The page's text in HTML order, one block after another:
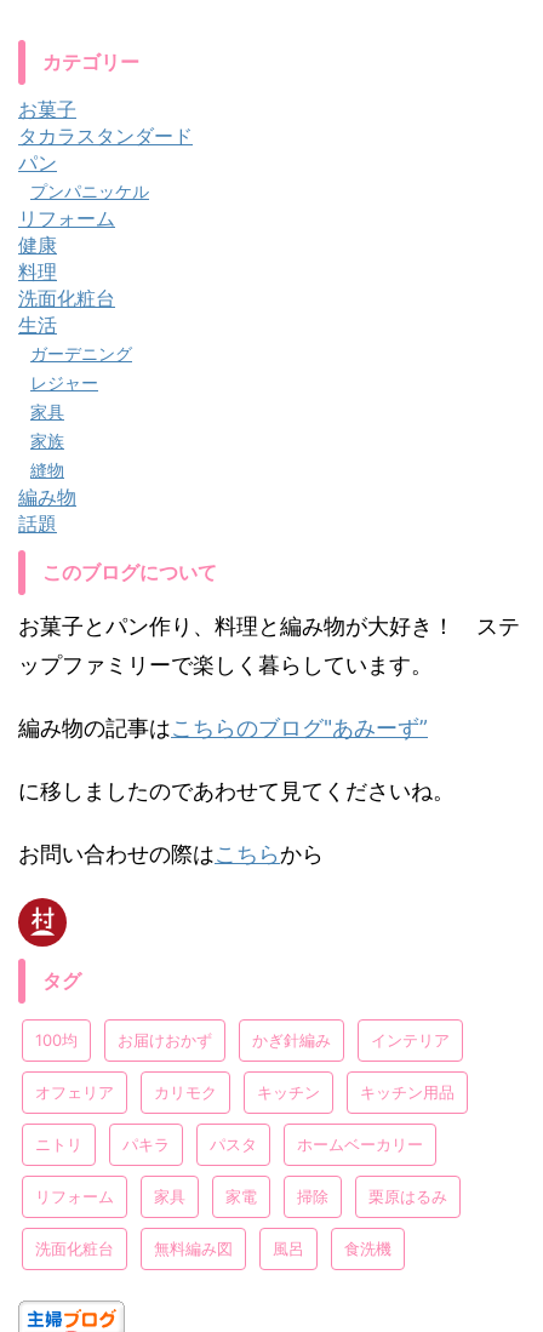
カテゴリー
お菓子
タカラスタンダード
パン
プンパニッケル
リフォーム
健康
料理
洗面化粧台
生活
ガーデニング
レジャー
家具
家族
縫物
編み物
話題
このブログについて
お菓子とパン作り、料理と編み物が大好き！ ステ
ップファミリーで楽しく暮らしています。
編み物の記事はこちらのブログ"あみーず”
に移しましたのであわせて見てくださいね。
お問い合わせの際はこちらから
タグ
100均 お届けおかず かぎ針編み インテリア
オフェリア カリモク キッチン キッチン用品
ニトリ パキラ パスタ ホームベーカリー
リフォーム 家具 家電 掃除 栗原はるみ
洗面化粧台 無料編み図 風呂 食洗機